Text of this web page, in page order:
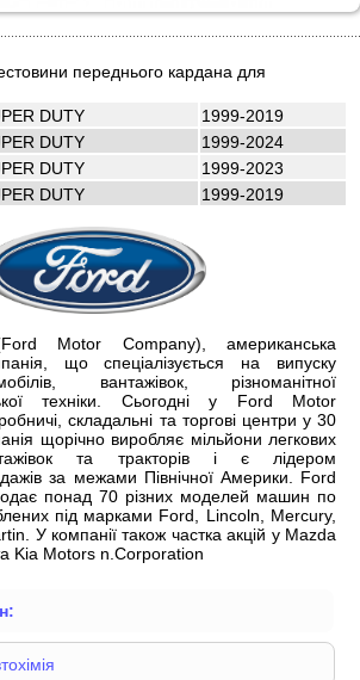
переднього кардана для
DUTY
1999-2019
DUTY
1999-2024
DUTY
1999-2023
DUTY 1999-2019
Motor Company), американська
що спеціалізується на випуску
вантажівок, різноманітної
техніки. Сьогодні у Ford Motor
складальні та торгові центри у 30
щорічно виробляє мільйони легкових
та тракторів і є лідером
за межами Північної Америки. Ford
понад 70 різних моделей машин по
під марками Ford, Lincoln, Mercury,
У компанії також частка акцій у Mazda
Kia Motors n.Corporation